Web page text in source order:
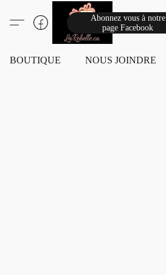
Abonnez vous à notre
page Facebook
BOUTIQUE NOUS JOINDRE